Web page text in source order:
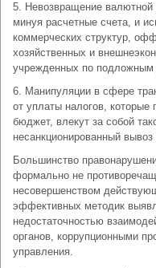
5. Невозвращение
минуя расчетные счета, и
коммерческих структур,
хозяйственных и
учрежденных по подложным
6. Манипуляции в сфере
от уплаты налогов,
бюджет, влекут за собой
несанкционированный вывоз
Большинство
формально не
несовершенством
эффективных методик
недостаточностью
органов, коррупционными
управления.